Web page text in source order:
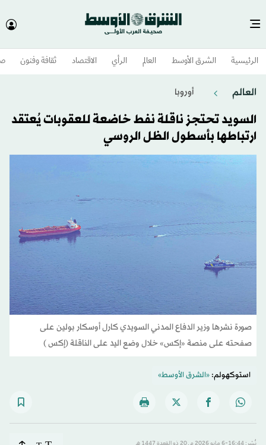
الرئيسية الشرق الأوسط​ العالم الرأي الاقتصاد ثقافة وفنون
العالم أوروبا
السويد تحتجز ناقلة نفط خاضعة للعقوبات يُعتقد
ارتباطها بأسطول الظل الروسي
صورة نشرها وزير الدفاع المدني السويدي كارل أوسكار بولين على
صفحته على منصة «إكس» خلال وضع اليد على الناقلة (إكس )
استوكهولم:«الشرق الأوسط»